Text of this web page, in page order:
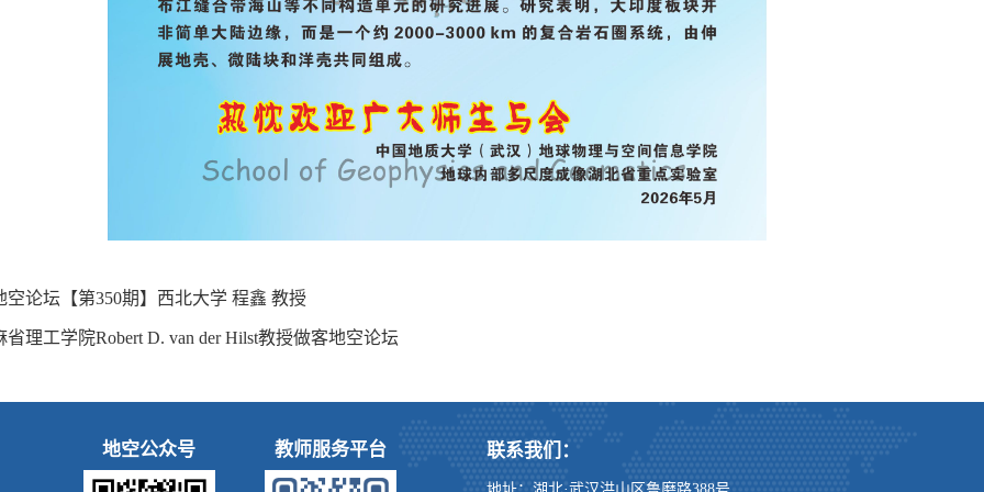
空论坛【第350期】西北大学 程鑫 教授
省理工学院Robert D. van der Hilst教授做客地空论坛
地空公众号 教师服务平台 联系我们：